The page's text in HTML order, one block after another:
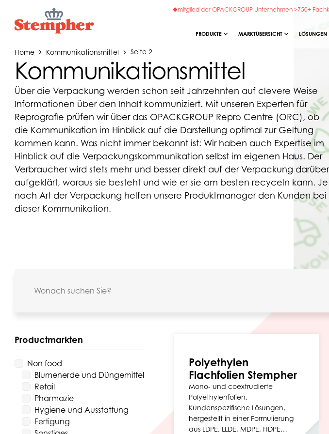
mitglied der OPACKGROUP Unternehmen >750+
PRODUKTE MARKTÜBERSICHT LÖSUNGEN
Home Kommunikationsmittel Seite 2
Kommunikationsmittel
Über die Verpackung werden schon seit Jahrzehnten auf clevere Weise
Informationen über den Inhalt kommuniziert. Mit unseren Experten für
Reprografie prüfen wir über das OPACKGROUP Repro Centre (ORC), ob
die Kommunikation im Hinblick auf die Darstellung optimal zur Geltung
kommen kann. Was nicht immer bekannt ist: Wir haben auch Expertise im
Hinblick auf die Verpackungskommunikation selbst im eigenen Haus. Der
Verbraucher wird stets mehr und besser direkt auf der Verpackung darüber
aufgeklärt, woraus sie besteht und wie er sie am besten recyceln kann. Je
nach Art der Verpackung helfen unsere Produktmanager den Kunden bei
dieser Kommunikation.
Productmarkten
Non food
Blumenerde und Düngemittel
Retail
Pharmazie
Hygiene und Ausstattung
Fertigung
Polyethylen
Flachfolien Stempher
Mono- und coextrudierte
Polyethylenfolien.
Kundenspezifische Lösungen,
hergestellt in einer Formulierung
aus LDPE, LLDE, MDPE, HDPE…